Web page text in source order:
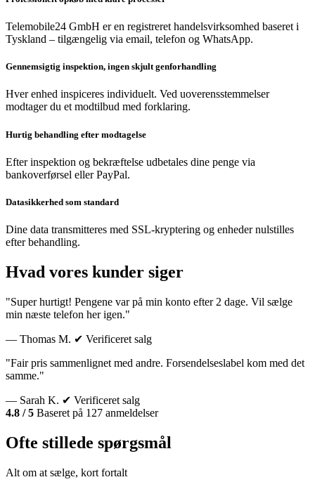
Telemobile24 GmbH er en registreret handelsvirksomhed baseret i
Tyskland – tilgængelig via email, telefon og WhatsApp.
Gennemsigtig inspektion, ingen skjult genforhandling
Hver enhed inspiceres individuelt. Ved uoverensstemmelser
modtager du et modtilbud med forklaring.
Hurtig behandling efter modtagelse
Efter inspektion og bekræftelse udbetales dine penge via
bankoverførsel eller PayPal.
Datasikkerhed som standard
Dine data transmitteres med SSL-kryptering og enheder nulstilles
efter behandling.
Hvad vores kunder siger
"Super hurtigt! Pengene var på min konto efter 2 dage. Vil sælge
min næste telefon her igen."
— Thomas M. ✔ Verificeret salg
"Fair pris sammenlignet med andre. Forsendelseslabel kom med det
samme."
— Sarah K. ✔ Verificeret salg
4.8 / 5 Baseret på 127 anmeldelser
Ofte stillede spørgsmål
Alt om at sælge, kort fortalt